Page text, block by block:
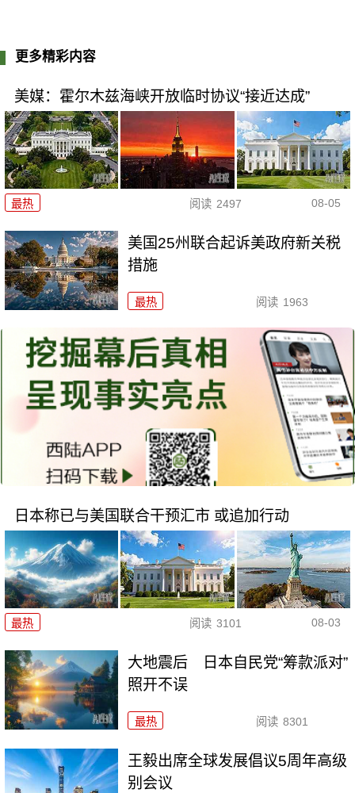
更多精彩内容
美媒：霍尔木兹海峡开放临时协议“接近达成”
最热 阅读 2497 08-05
美国25州联合起诉美政府新关税
措施
最热 阅读 1963
日本称已与美国联合干预汇市 或追加行动
最热 阅读 3101 08-03
大地震后 日本自民党“筹款派对”
照开不误
最热 阅读 8301
王毅出席全球发展倡议5周年高级
别会议